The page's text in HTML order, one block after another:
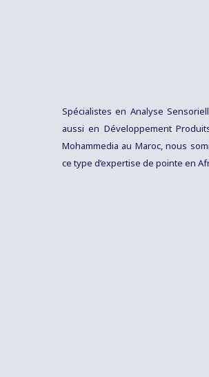
Spécialistes en Analyse
aussi en Développement
Mohammedia au Maroc, nous
ce type d’expertise de pointe en